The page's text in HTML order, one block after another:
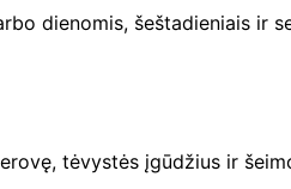
dienomis, šeštadieniais ir
tėvystės įgūdžius ir